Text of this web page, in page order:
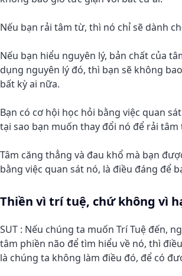
Nếu bạn rải tâm từ, thì nó chỉ sẽ dành
Nếu bạn hiểu nguyên lý, bản chất của
dụng nguyên lý đó, thì bạn sẽ không
bất kỳ ai nữa.
Bạn có cơ hội học hỏi bằng việc quan
tại sao bạn muốn thay đổi nó để rải tâm
Tâm căng thẳng và đau khổ mà bạn
bằng việc quan sát nó, là điều đáng để
Thiền vì trí tuệ, chứ không vì
SUT : Nếu chúng ta muốn Trí Tuệ đến,
tâm phiền não để tìm hiểu về nó, thì
là chúng ta không làm điều đó, để có